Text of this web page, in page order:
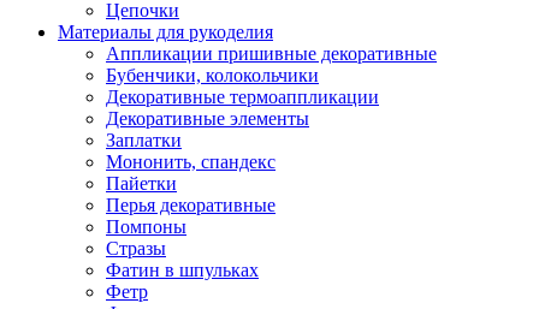
Цепочки
Материалы для рукоделия
Аппликации пришивные декоративные
Бубенчики, колокольчики
Декоративные термоаппликации
Декоративные элементы
Заплатки
Мононить, спандекс
Пайетки
Перья декоративные
Помпоны
Стразы
Фатин в шпульках
Фетр